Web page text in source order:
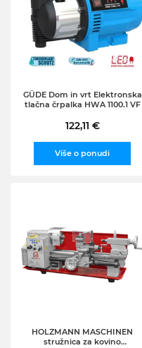
GÜDE Dom in vrt Elektronska
tlačna črpalka HWA 1100.1 VF
122,11 €
Više o ponudi
HOLZMANN MASCHINEN
stružnica za kovino